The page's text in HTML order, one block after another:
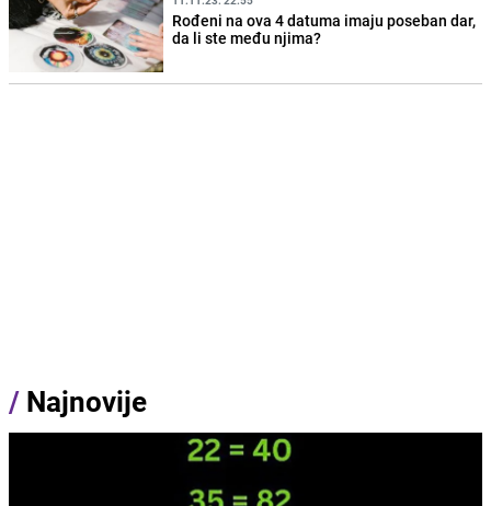
Rođeni na ova 4 datuma imaju poseban dar,
da li ste među njima?
/ Najnovije